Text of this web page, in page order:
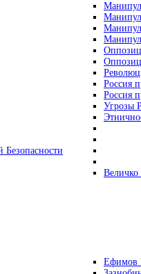
Россия
Россия
Угрозы
Ефимов